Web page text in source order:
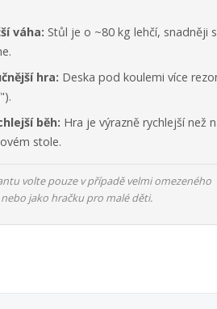
váha: Stůl je o ~80 kg lehčí, snadněji
hra: Deska pod koulemi více
běh: Hra je výrazně rychlejší než
stole.
volte pouze v případě velmi omezeného
jako hračku pro malé děti.